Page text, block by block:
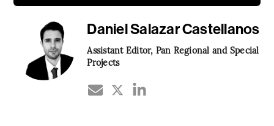
Daniel Salazar Castellanos
Assistant Editor, Pan Regional and Special
Projects